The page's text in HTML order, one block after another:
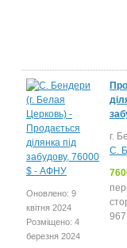
Оновлено: 9
квітня 2024
Розміщено: 4
березня 2024
г.
С.
967